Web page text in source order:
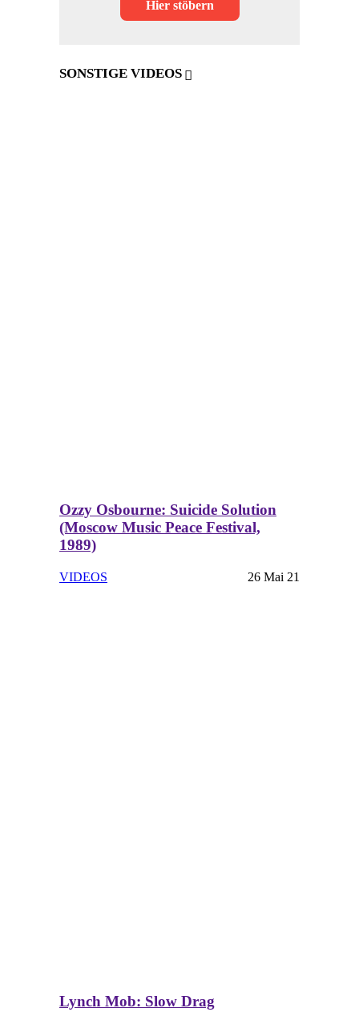
Hier stöbern
SONSTIGE VIDEOS
Ozzy Osbourne: Suicide Solution
(Moscow Music Peace Festival,
1989)
VIDEOS 26 Mai 21
Lynch Mob: Slow Drag